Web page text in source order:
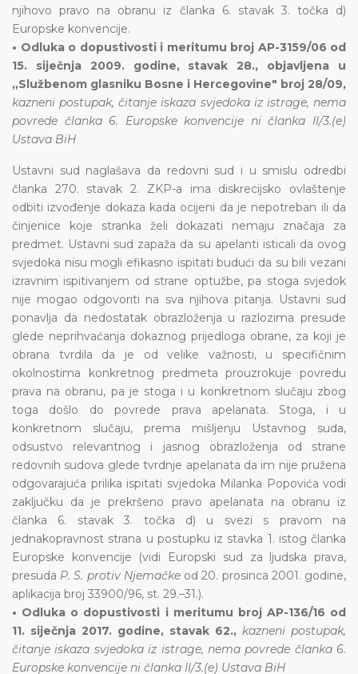
njihovo pravo na obranu iz članka 6. stavak 3. točka d)
Europske konvencije.
• Odluka o dopustivosti i meritumu broj AP-3159/06 od
15. siječnja 2009. godine, stavak 28., objavljena u
„Službenom glasniku Bosne i Hercegovine" broj 28/09,
kazneni postupak, čitanje iskaza svjedoka iz istrage, nema
povrede članka 6. Europske konvencije ni članka II/3.(e)
Ustava BiH
Ustavni sud naglašava da redovni sud i u smislu odredbi
članka 270. stavak 2. ZKP-a ima diskrecijsko ovlaštenje
odbiti izvođenje dokaza kada ocijeni da je nepotreban ili da
činjenice koje stranka želi dokazati nemaju značaja za
predmet. Ustavni sud zapaža da su apelanti isticali da ovog
svjedoka nisu mogli efikasno ispitati budući da su bili vezani
izravnim ispitivanjem od strane optužbe, pa stoga svjedok
nije mogao odgovoriti na sva njihova pitanja. Ustavni sud
ponavlja da nedostatak obrazloženja u razlozima presude
glede neprihvaćanja dokaznog prijedloga obrane, za koji je
obrana tvrdila da je od velike važnosti, u specifičnim
okolnostima konkretnog predmeta prouzrokuje povredu
prava na obranu, pa je stoga i u konkretnom slučaju zbog
toga došlo do povrede prava apelanata. Stoga, i u
konkretnom slučaju, prema mišljenju Ustavnog suda,
odsustvo relevantnog i jasnog obrazloženja od strane
redovnih sudova glede tvrdnje apelanata da im nije pružena
odgovarajuća prilika ispitati svjedoka Milanka Popovića vodi
zaključku da je prekršeno pravo apelanata na obranu iz
članka 6. stavak 3. točka d) u svezi s pravom na
jednakopravnost strana u postupku iz stavka 1. istog članka
Europske konvencije (vidi Europski sud za ljudska prava,
presuda P. S. protiv Njemačke od 20. prosinca 2001. godine,
aplikacija broj 33900/96, st. 29.–31.).
• Odluka o dopustivosti i meritumu broj AP-136/16 od
11. siječnja 2017. godine, stavak 62., kazneni postupak,
čitanje iskaza svjedoka iz istrage, nema povrede članka 6.
Europske konvencije ni članka II/3.(e) Ustava BiH